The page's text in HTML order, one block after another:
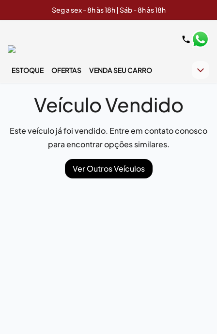
Seg a sex - 8h às 18h | Sáb - 8h às 18h
ESTOQUE OFERTAS VENDA SEU CARRO
Veículo Vendido
Este veículo já foi vendido. Entre em contato conosco
para encontrar opções similares.
Ver Outros Veículos